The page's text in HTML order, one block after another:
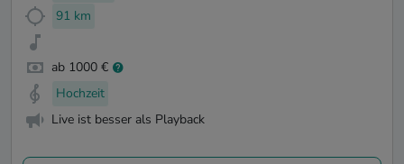
91 km
ab 1000 €
Hochzeit
Live ist besser als Playback